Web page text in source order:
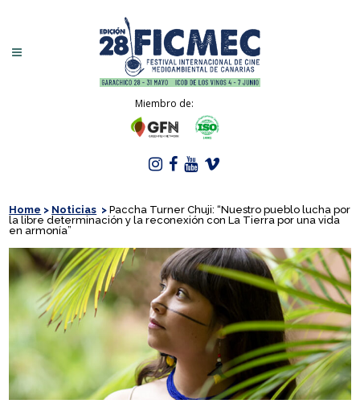
Miembro de:
Home > Noticias >Paccha Turner Chuji: “Nuestro pueblo lucha por
la libre determinación y la reconexión con La Tierra por una vida
en armonía”